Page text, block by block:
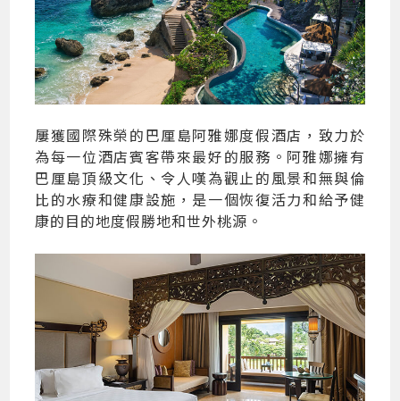
屢獲國際殊榮的巴厘島阿雅娜度假酒店，致力於
為每一位酒店賓客帶來最好的服務。阿雅娜擁有
巴厘島頂級文化、令人嘆為觀止的風景和無與倫
比的水療和健康設施，是一個恢復活力和給予健
康的目的地度假勝地和世外桃源。